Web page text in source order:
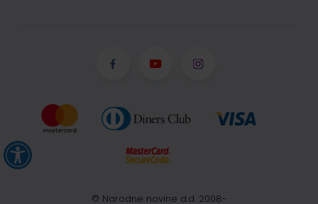
© Narodne novine d.d. 2008-